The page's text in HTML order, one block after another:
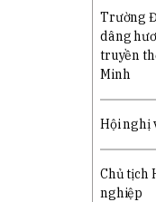
Trường
dâng
truyền
Minh
Hội nghị
Chủ tịch
nghiệp